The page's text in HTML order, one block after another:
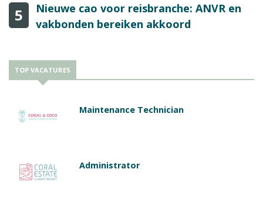
5
Nieuwe cao voor reisbranche: ANVR en
vakbonden bereiken akkoord
TOP VACATURES
Maintenance Technician
Administrator